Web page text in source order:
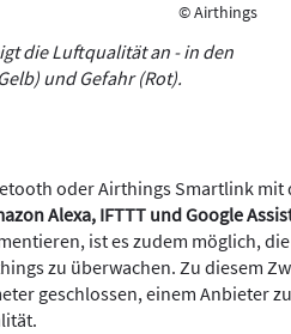
© Airthings
die Luftqualität an - in den
und Gefahr (Rot).
oder Airthings Smartlink mit
Alexa, IFTTT und Google
ist es zudem möglich, die
zu überwachen. Zu diesem
geschlossen, einem Anbieter